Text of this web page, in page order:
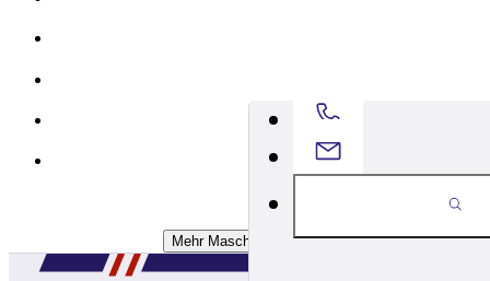
Mehr Maschinen Laden